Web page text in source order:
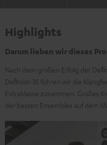
Highlights
Darum lieben wir dieses
Nach dem großen Erfolg der
Deﬁnion 3S führen wir die
Extraklasse zusammen. Großes
der besten Ensembles auf dem